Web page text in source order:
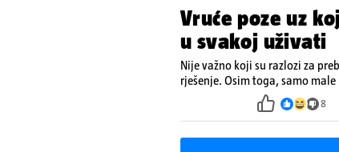
Vruće poze uz
u svakoj uživati
Nije važno koji su razlozi za
rješenje. Osim toga, samo
8